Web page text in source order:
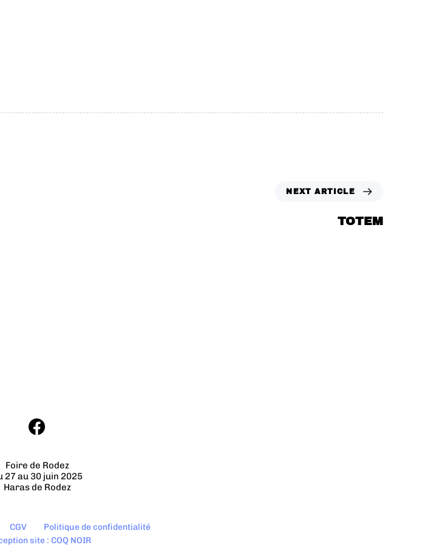
NEXT ARTICLE
TOTEM
Foire de Rodez
27 au 30 juin 2025
Haras de Rodez
CGV
Politique de confidentialité
site : COQ NOIR